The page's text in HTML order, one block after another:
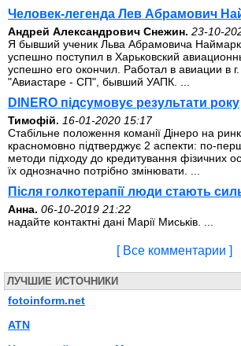
Человек-легенда Лев Абрамович
Андрей Александрович Снежин. 23-10-
Я бывший ученик Льва Абрамовича
успешно поступил в Харьковский
успешно его окончил. Работал в авиации в
"Авиастаре - СП", бывший УАПК. ...
DINERO підсумовує результати року
Тимофій. 16-01-2020 15:17
Стабільне положення команії Дінеро на
красномовно підтверджує 2 аспекти: по-
методи підходу до кредитування фізичних
їх однозначно потрібно змінювати. ...
Після голкотерапії люди стають
Анна. 06-10-2019 21:22
надайте контактні дані Марії Миськів. ...
[ Все комментарии ]
ЛУЧШИЕ ИСТОЧНИКИ
fotoinform.net
ATN